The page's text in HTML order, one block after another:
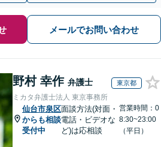
メールでお問い合わせ
野村 幸作 弁護士 東京都
ミカタ弁護士法人 東京事務所
仙台市泉区
からも相談
受付中
面談方法(対面・
電話・ビデオな
ど)は応相談
営業時間：0
8:30~23:00
（平日）